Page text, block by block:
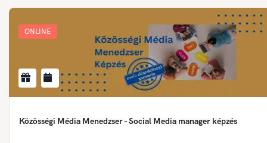
ONLINE
Közösségi Média Menedzser - Social Media manager képzés